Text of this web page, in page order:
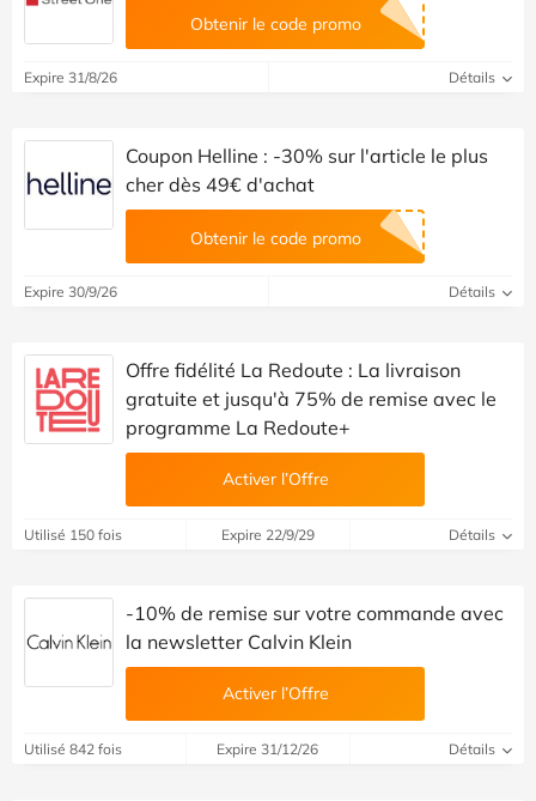
Obtenir le code promo
Expire 31/8/26 Détails
Coupon Helline : -30% sur l'article le plus
cher dès 49€ d'achat
Obtenir le code promo
Expire 30/9/26 Détails
Offre fidélité La Redoute : La livraison
gratuite et jusqu'à 75% de remise avec le
programme La Redoute+
Activer l’Offre
Utilisé 150 fois Expire 22/9/29 Détails
-10% de remise sur votre commande avec
la newsletter Calvin Klein
Activer l’Offre
Utilisé 842 fois Expire 31/12/26 Détails